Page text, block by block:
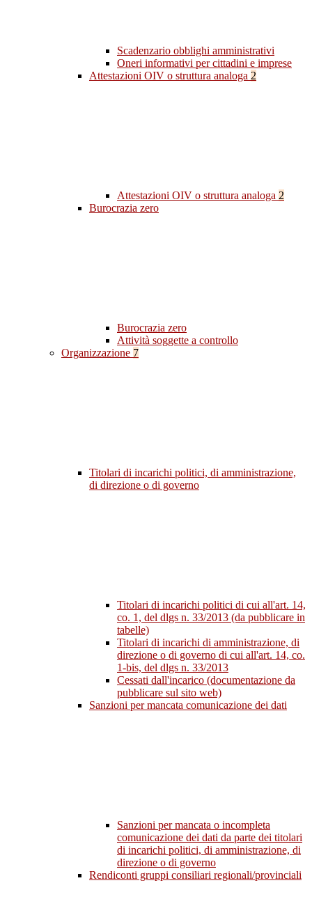
Scadenzario obblighi amministrativi
Oneri informativi per cittadini e imprese
Attestazioni OIV o struttura analoga 2
Attestazioni OIV o struttura analoga 2
Burocrazia zero
Burocrazia zero
Attività soggette a controllo
Organizzazione 7
Titolari di incarichi politici, di amministrazione,
di direzione o di governo
Titolari di incarichi politici di cui all'art. 14,
co. 1, del dlgs n. 33/2013 (da pubblicare in
tabelle)
Titolari di incarichi di amministrazione, di
direzione o di governo di cui all'art. 14, co.
1-bis, del dlgs n. 33/2013
Cessati dall'incarico (documentazione da
pubblicare sul sito web)
Sanzioni per mancata comunicazione dei dati
Sanzioni per mancata o incompleta
comunicazione dei dati da parte dei titolari
di incarichi politici, di amministrazione, di
direzione o di governo
Rendiconti gruppi consiliari regionali/provinciali